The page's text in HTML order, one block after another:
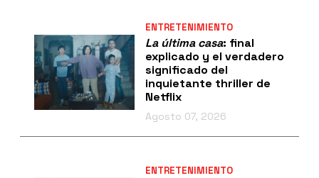
ENTRETENIMIENTO
La última casa: final
explicado y el verdadero
significado del
inquietante thriller de
Netflix
Agosto 07, 2026
ENTRETENIMIENTO